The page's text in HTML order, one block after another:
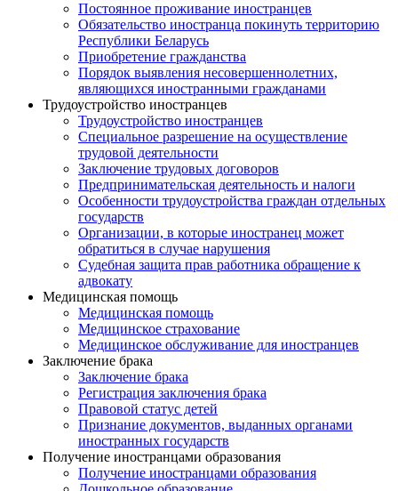
Постоянное проживание иностранцев
Обязательство иностранца покинуть территорию
Республики Беларусь
Приобретение гражданства
Порядок выявления несовершеннолетних,
являющихся иностранными гражданами
Трудоустройство иностранцев
Трудоустройство иностранцев
Специальное разрешение на осуществление
трудовой деятельности
Заключение трудовых договоров
Предпринимательская деятельность и налоги
Особенности трудоустройства граждан отдельных
государств
Организации, в которые иностранец может
обратиться в случае нарушения
Судебная защита прав работника обращение к
адвокату
Медицинская помощь
Медицинская помощь
Медицинское страхование
Медицинское обслуживание для иностранцев
Заключение брака
Заключение брака
Регистрация заключения брака
Правовой статус детей
Признание документов, выданных органами
иностранных государств
Получение иностранцами образования
Получение иностранцами образования